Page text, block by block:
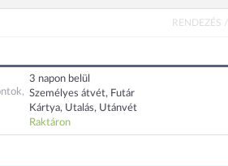
RENDEZÉS /
3 napon belül
Személyes átvét, Futár
Kártya, Utalás, Utánvét
Raktáron